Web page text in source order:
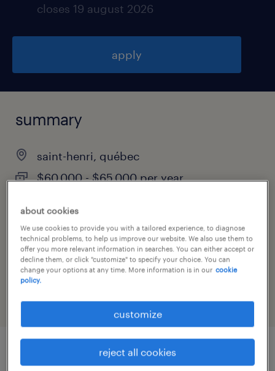
closes 19 august 2026
apply
summary
saint-henri, québec
$60,000 - $65,000 per year
job category
administrative & support services
job details
about cookies
We use cookies to provide you with a tailored experience, to diagnose
technical problems, to help us improve our website. We also use them to
offer you more relevant information in searches. You can either accept or
decline them, or click "customize" to specify your choice. You can
change your options at any time. More information is in our cookie
policy.
customize
reject all cookies